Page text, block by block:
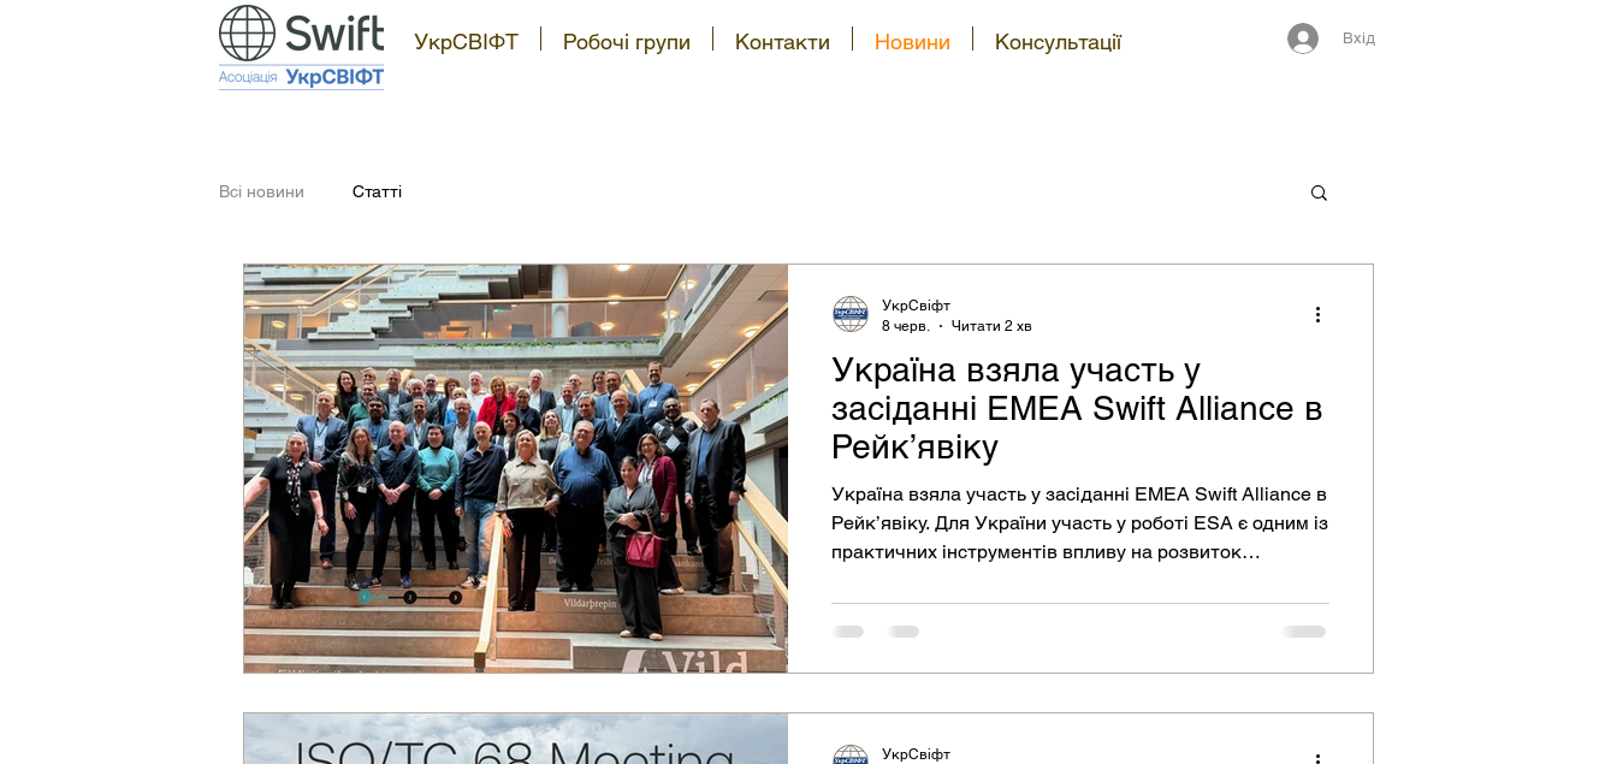
УкрСВІФТ Робочі групи Контакти Новини Консультації Вхід
Всі новини Статті
Україна взяла участь у
засіданні EMEA Swift Alliance в
Рейк’явіку
Україна взяла участь у засіданні EMEA Swift Alliance в
Рейк’явіку. Для України участь у роботі ESA є одним із
практичних інструментів впливу на розвиток
позиції української фінансової спільноти.
УкрСвіфт
8 черв.
Читати 2 хв
УкрСвіфт